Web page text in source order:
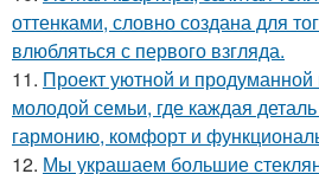
оттенками, словно создана для
влюбляться с первого взгляда.
11. Проект уютной и
молодой семьи, где каждая
гармонию, комфорт и
12. Мы украшаем большие